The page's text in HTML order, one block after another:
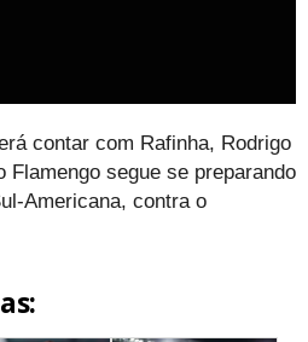
contar com Rafinha, Rodrigo
Flamengo segue se preparando
Americana, contra o